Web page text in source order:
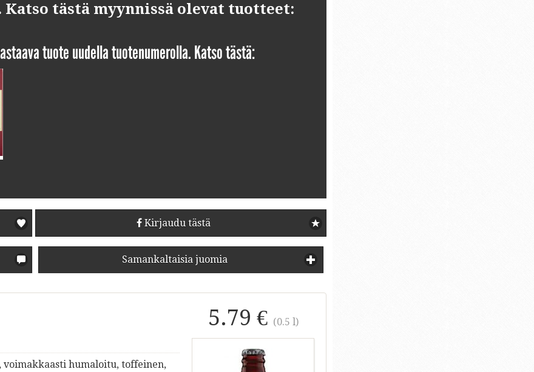
tästä myynnissä olevat tuotteet:
tuote uudella tuotenumerolla. Katso tästä:
Kirjaudu tästä
Samankaltaisia juomia
5.79 € (0.5 l)
humaloitu, toffeinen,